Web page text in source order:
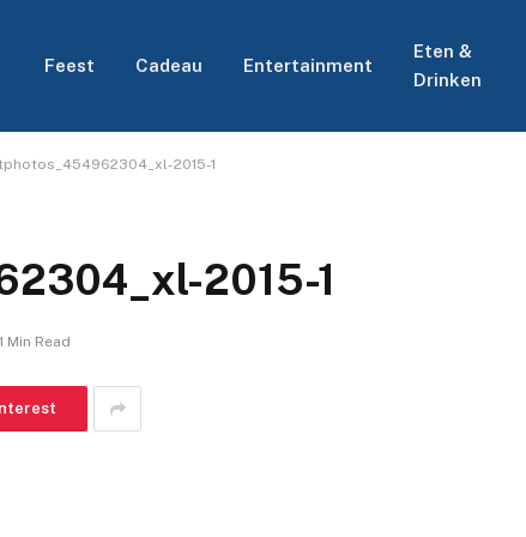
Feest Cadeau Entertainment
Eten &
Drinken
2015-1
2015-1
1 Min Read